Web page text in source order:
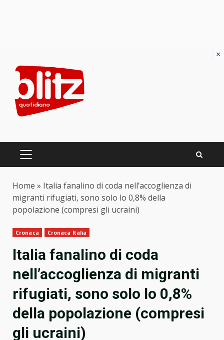
content
PRIMARY
Home » Italia fanalino di coda nell’accoglienza di
migranti rifugiati, sono solo lo 0,8% della
popolazione (compresi gli ucraini)
Cronaca Cronaca Italia
Italia fanalino di coda
nell’accoglienza di migranti
rifugiati, sono solo lo 0,8%
della popolazione (compresi
gli ucraini)
×